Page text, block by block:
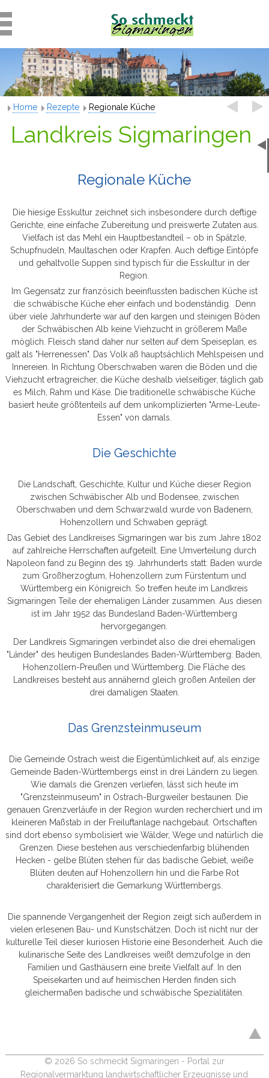
Home Rezepte Regionale Küche
Landkreis Sigmaringen
Regionale Küche
Die hiesige Esskultur zeichnet sich insbesondere durch deftige
Gerichte, eine einfache Zubereitung und preiswerte Zutaten aus.
Vielfach ist das Mehl ein Hauptbestandteil – ob in Spätzle,
Schupfnudeln, Maultaschen oder Krapfen. Auch deftige Eintöpfe
und gehaltvolle Suppen sind typisch für die Esskultur in der
Region.
Im Gegensatz zur französich beeinflussten badischen Küche ist
die schwäbische Küche eher einfach und bodenständig. Denn
über viele Jahrhunderte war auf den kargen und steinigen Böden
der Schwäbischen Alb keine Viehzucht in größerem Maße
möglich. Fleisch stand daher nur selten auf dem Speiseplan, es
galt als "Herrenessen". Das Volk aß hauptsächlich Mehlspeisen und
Innereien. In Richtung Oberschwaben waren die Böden und die
Viehzucht ertragreicher, die Küche deshalb vielseitiger, täglich gab
es Milch, Rahm und Käse. Die traditionelle schwäbische Küche
basiert heute größtenteils auf dem unkomplizierten "Arme-Leute-
Essen" von damals.
Die Geschichte
Die Landschaft, Geschichte, Kultur und Küche dieser Region
zwischen Schwäbischer Alb und Bodensee, zwischen
Oberschwaben und dem Schwarzwald wurde von Badenern,
Hohenzollern und Schwaben geprägt.
Das Gebiet des Landkreises Sigmaringen war bis zum Jahre 1802
auf zahlreiche Herrschaften aufgeteilt. Eine Umverteilung durch
Napoleon fand zu Beginn des 19. Jahrhunderts statt: Baden wurde
zum Großherzogtum, Hohenzollern zum Fürstentum und
Württemberg ein Königreich. So treffen heute im Landkreis
Sigmaringen Teile der ehemaligen Länder zusammen. Aus diesen
ist im Jahr 1952 das Bundesland Baden-Württemberg
hervorgegangen.
Der Landkreis Sigmaringen verbindet also die drei ehemaligen
"Länder" des heutigen Bundeslandes Baden-Württemberg: Baden,
Hohenzollern-Preußen und Württemberg. Die Fläche des
Landkreises besteht aus annähernd gleich großen Anteilen der
drei damaligen Staaten.
Das Grenzsteinmuseum
Die Gemeinde Ostrach weist die Eigentümlichkeit auf, als einzige
Gemeinde Baden-Württembergs einst in drei Ländern zu liegen.
Wie damals die Grenzen verliefen, lässt sich heute im
"Grenzsteinmuseum" in Ostrach-Burgweiler bestaunen. Die
genauen Grenzverläufe in der Region wurden recherchiert und im
kleineren Maßstab in der Freiluftanlage nachgebaut. Ortschaften
sind dort ebenso symbolisiert wie Wälder, Wege und natürlich die
Grenzen. Diese bestehen aus verschiedenfarbig blühenden
Hecken - gelbe Blüten stehen für das badische Gebiet, weiße
Blüten deuten auf Hohenzollern hin und die Farbe Rot
charakterisiert die Gemarkung Württembergs.
Die spannende Vergangenheit der Region zeigt sich außerdem in
vielen erlesenen Bau- und Kunstschätzen. Doch ist nicht nur der
kulturelle Teil dieser kuriosen Historie eine Besonderheit. Auch die
kulinarische Seite des Landkreises weißt demzufolge in den
Familien und Gasthäusern eine breite Vielfalt auf. In den
Speisekarten und auf heimischen Herden finden sich
gleichermaßen badische und schwäbische Spezialitäten.
© 2026 So schmeckt Sigmaringen - Portal zur
Regionalvermarktung landwirtschaftlicher Erzeugnisse und